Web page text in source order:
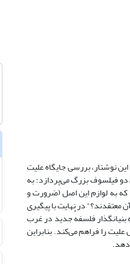
نوشتار، بررسی جایگاه علیت
دو فیلسوف بزرگ می‌پردازد؛ به
که به لوازم این اصل (ضرورت و
در نهایت با پیگیری
فلسفهٔ جدید در غرب
را فراهم می‌کند. بنابراین